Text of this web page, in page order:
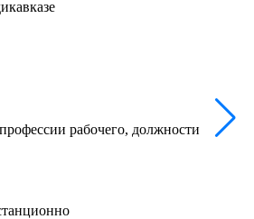
рабочего, должности